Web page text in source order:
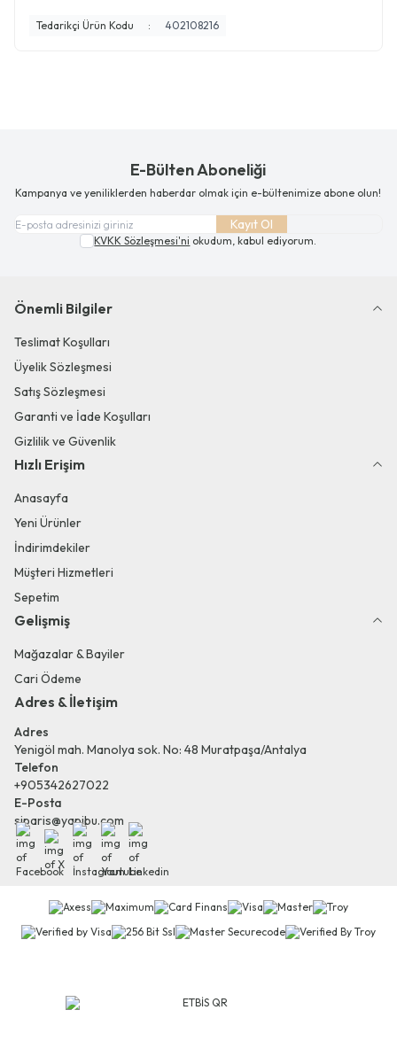
Tedarikçi Ürün Kodu : 402108216
E-Bülten Aboneliği
Kampanya ve yeniliklerden haberdar olmak için e-bültenimize abone olun!
Kayıt Ol
KVKK Sözleşmesi'ni okudum, kabul ediyorum.
Önemli Bilgiler
Teslimat Koşulları
Üyelik Sözleşmesi
Satış Sözleşmesi
Garanti ve İade Koşulları
Gizlilik ve Güvenlik
Hızlı Erişim
Anasayfa
Yeni Ürünler
İndirimdekiler
Müşteri Hizmetleri
Sepetim
Gelişmiş
Mağazalar & Bayiler
Cari Ödeme
Adres & İletişim
Adres
Yenigöl mah. Manolya sok. No: 48 Muratpaşa/Antalya
Telefon
+905342627022
E-Posta
siparis@yapibu.com
Facebook
X İnstagram
Youtube